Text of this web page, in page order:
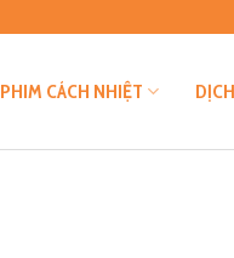
PHIM CÁCH NHIỆT